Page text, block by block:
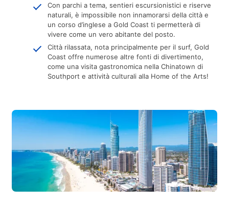
Con parchi a tema, sentieri escursionistici e riserve
naturali, è impossibile non innamorarsi della città e
un corso d’inglese a Gold Coast ti permetterà di
vivere come un vero abitante del posto.
Città rilassata, nota principalmente per il surf, Gold
Coast offre numerose altre fonti di divertimento,
come una visita gastronomica nella Chinatown di
Southport e attività culturali alla Home of the Arts!